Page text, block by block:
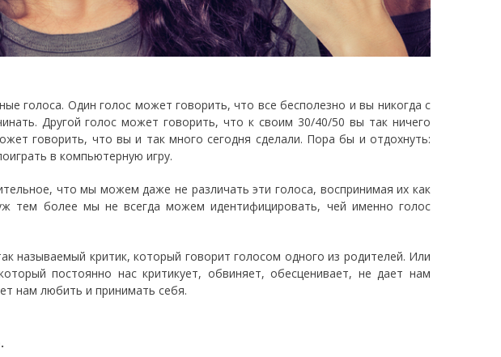
голоса. Один голос может говорить, что все бесполезно и вы никогда с
Другой голос может говорить, что к своим 30/40/50 вы так ничего
говорить, что вы и так много сегодня сделали. Пора бы и отдохнуть:
в компьютерную игру.
что мы можем даже не различать эти голоса, воспринимая их как
тем более мы не всегда можем идентифицировать, чей именно голос
называемый критик, который говорит голосом одного из родителей. Или
постоянно нас критикует, обвиняет, обесценивает, не дает нам
нам любить и принимать себя.